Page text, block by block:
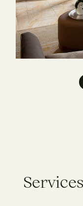
Services